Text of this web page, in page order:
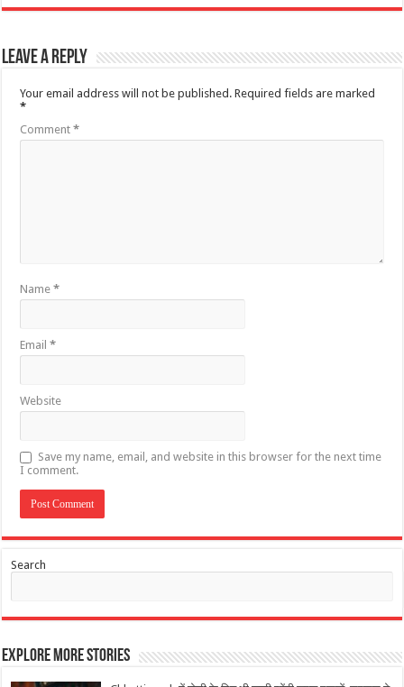
Leave a Reply
Your email address will not be published. Required fields are marked
*
Comment*
Name*
Email*
Website
Save my name, email, and website in this browser for the next time
I comment.
Search
Explore More Stories